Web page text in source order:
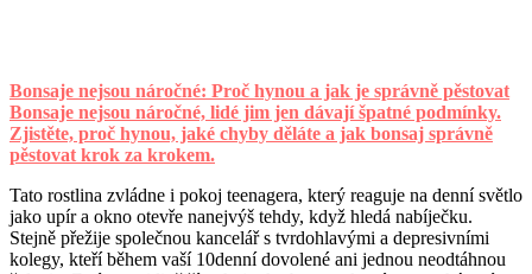
Bonsaje nejsou náročné: Proč hynou a jak je správně pěstovat
Bonsaje nejsou náročné, lidé jim jen dávají špatné podmínky.
Zjistěte, proč hynou, jaké chyby děláte a jak bonsaj správně
pěstovat krok za krokem.
Tato rostlina zvládne i pokoj teenagera, který reaguje na denní světlo
jako upír a okno otevře nanejvýš tehdy, když hledá nabíječku.
Stejně přežije společnou kancelář s tvrdohlavými a depresivními
kolegy, kteří během vaší 10denní dovolené ani jednou neodtáhnou